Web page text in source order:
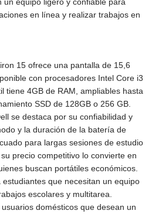
en línea y realizar trabajos en
15 ofrece una pantalla de 15,6
con procesadores Intel Core i3
tiene 4GB de RAM, ampliables hasta
SSD de 128GB o 256 GB.
se destaca por su confiabilidad y
y la duración de la batería de
para largas sesiones de estudio
precio competitivo lo convierte en
buscan portátiles económicos.
estudiantes que necesitan un equipo
escolares y multitarea.
domésticos que desean un